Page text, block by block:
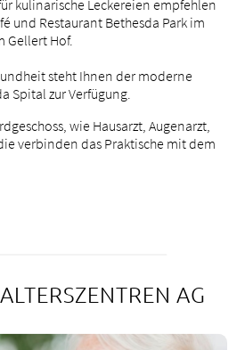
kulinarische Leckereien empfehlen
und Restaurant Bethesda Park im
Gellert Hof.
steht Ihnen der moderne
Spital zur Verfügung.
wie Hausarzt, Augenarzt,
verbinden das Praktische mit dem
AG